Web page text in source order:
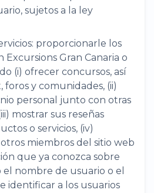
sujetos a la ley
proporcionarle los
Excursions Gran Canaria o
(i) ofrecer concursos, así
foros y comunidades, (ii)
personal junto con otras
mostrar sus reseñas
o servicios, (iv)
miembros del sitio web
que ya conozca sobre
nombre de usuario o el
identificar a los usuarios